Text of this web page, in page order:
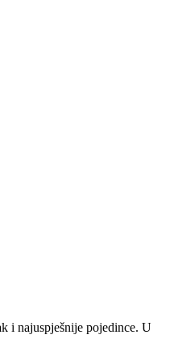
i najuspješnije pojedince. U